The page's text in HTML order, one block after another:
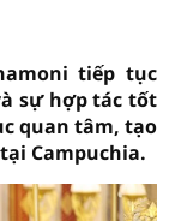
tiếp tục
sự hợp tác tốt
quan tâm, tạo
Campuchia.